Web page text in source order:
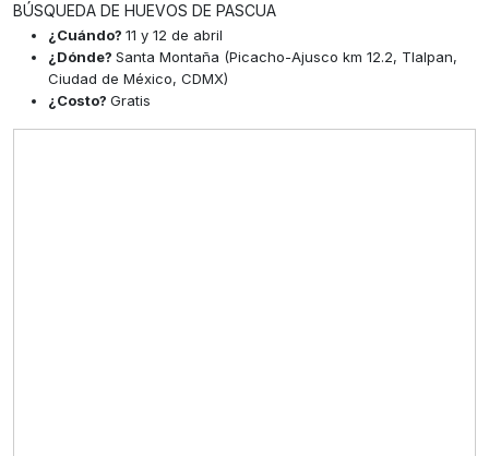
BÚSQUEDA DE HUEVOS DE PASCUA
¿Cuándo? 11 y 12 de abril
¿Dónde? Santa Montaña (Picacho-Ajusco km 12.2, Tlalpan,
Ciudad de México, CDMX)
¿Costo? Gratis